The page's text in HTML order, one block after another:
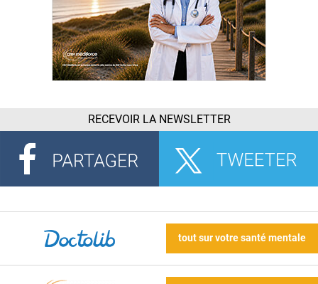
RECEVOIR LA NEWSLETTER
tout sur votre santé mentale